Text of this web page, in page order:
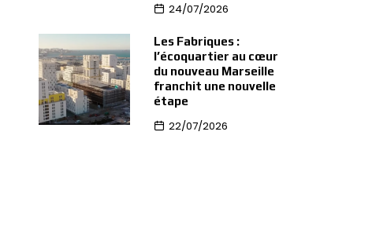
24/07/2026
Les Fabriques :
l’écoquartier au cœur
du nouveau Marseille
franchit une nouvelle
étape
22/07/2026